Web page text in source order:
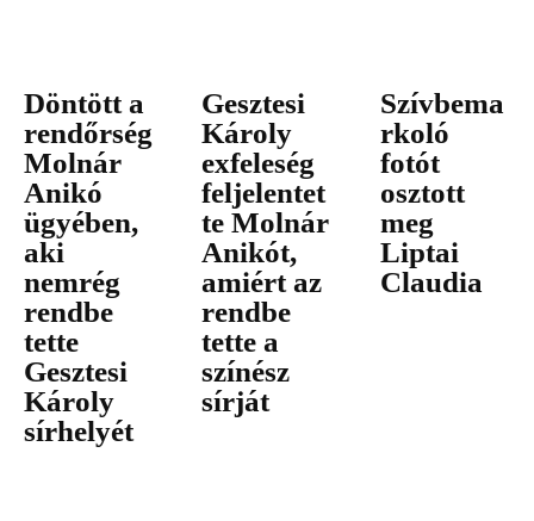
Döntött a
rendőrség
Molnár
Anikó
ügyében,
aki
nemrég
rendbe
tette
Gesztesi
Károly
sírhelyét
Gesztesi
Károly
exfeleség
feljelentet
te Molnár
Anikót,
amiért az
rendbe
tette a
színész
sírját
Szívbema
rkoló
fotót
osztott
meg
Liptai
Claudia